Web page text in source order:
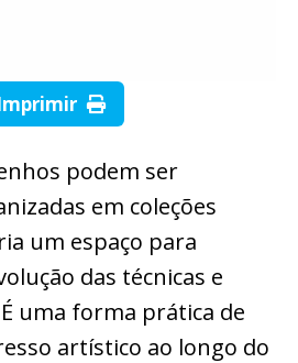
podem ser
em coleções
um espaço para
das técnicas e
uma forma prática de
artístico ao longo do